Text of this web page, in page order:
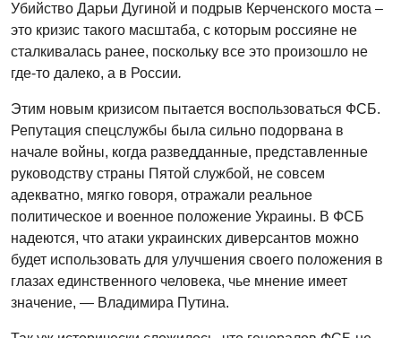
Убийство Дарьи Дугиной и подрыв Керченского моста –
это кризис такого масштаба, с которым россияне не
сталкивалась ранее, поскольку все это произошло не
где-то далеко, а в России.
Этим новым кризисом пытается воспользоваться ФСБ.
Репутация спецслужбы была сильно подорвана в
начале войны, когда разведданные, представленные
руководству страны Пятой службой, не совсем
адекватно, мягко говоря, отражали реальное
политическое и военное положение Украины. В ФСБ
надеются, что атаки украинских диверсантов можно
будет использовать для улучшения своего положения в
глазах единственного человека, чье мнение имеет
значение, — Владимира Путина.